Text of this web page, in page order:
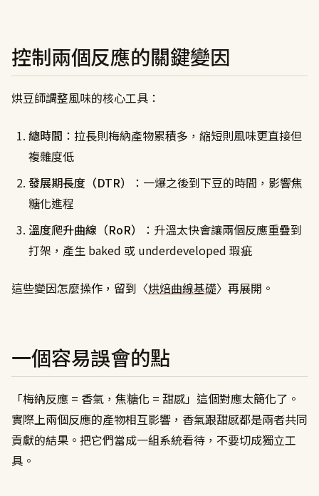
控制兩個反應的關鍵變因
烘豆師調整風味的核心工具：
總時間 ：拉長則梅納產物累積多，縮短則風味更直接但
複雜度低
發展期長度（DTR）
：一爆之後到下豆的時間，影響焦
糖化進程
溫度爬升曲線（RoR）
：升溫太快會讓兩個反應重疊到
打架，產生 baked 或 underdeveloped 瑕疵
這些變因怎麼操作，留到〈烘焙曲線基礎〉再展開。
一個容易誤會的點
「梅納反應 = 香氣，焦糖化 = 甜感」這個對應太簡化了。
實際上兩個反應的產物相互影響，香氣跟甜感都是兩者共同
貢獻的結果。把它們當成一組系統看待，不要切成獨立工
具。